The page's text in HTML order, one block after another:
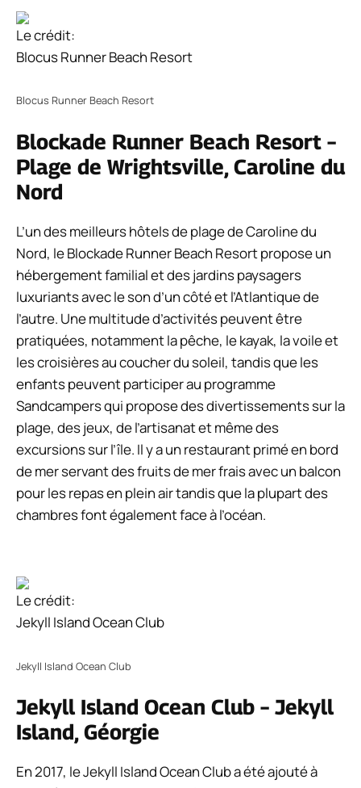
Le crédit:
Blocus Runner Beach Resort
Blocus Runner Beach Resort
Blockade Runner Beach Resort –
Plage de Wrightsville, Caroline du
Nord
L’un des meilleurs hôtels de plage de Caroline du
Nord, le Blockade Runner Beach Resort propose un
hébergement familial et des jardins paysagers
luxuriants avec le son d’un côté et l’Atlantique de
l’autre. Une multitude d’activités peuvent être
pratiquées, notamment la pêche, le kayak, la voile et
les croisières au coucher du soleil, tandis que les
enfants peuvent participer au programme
Sandcampers qui propose des divertissements sur la
plage, des jeux, de l’artisanat et même des
excursions sur l’île. Il y a un restaurant primé en bord
de mer servant des fruits de mer frais avec un balcon
pour les repas en plein air tandis que la plupart des
chambres font également face à l’océan.
Le crédit:
Jekyll Island Ocean Club
Jekyll Island Ocean Club
Jekyll Island Ocean Club – Jekyll
Island, Géorgie
En 2017, le Jekyll Island Ocean Club a été ajouté à